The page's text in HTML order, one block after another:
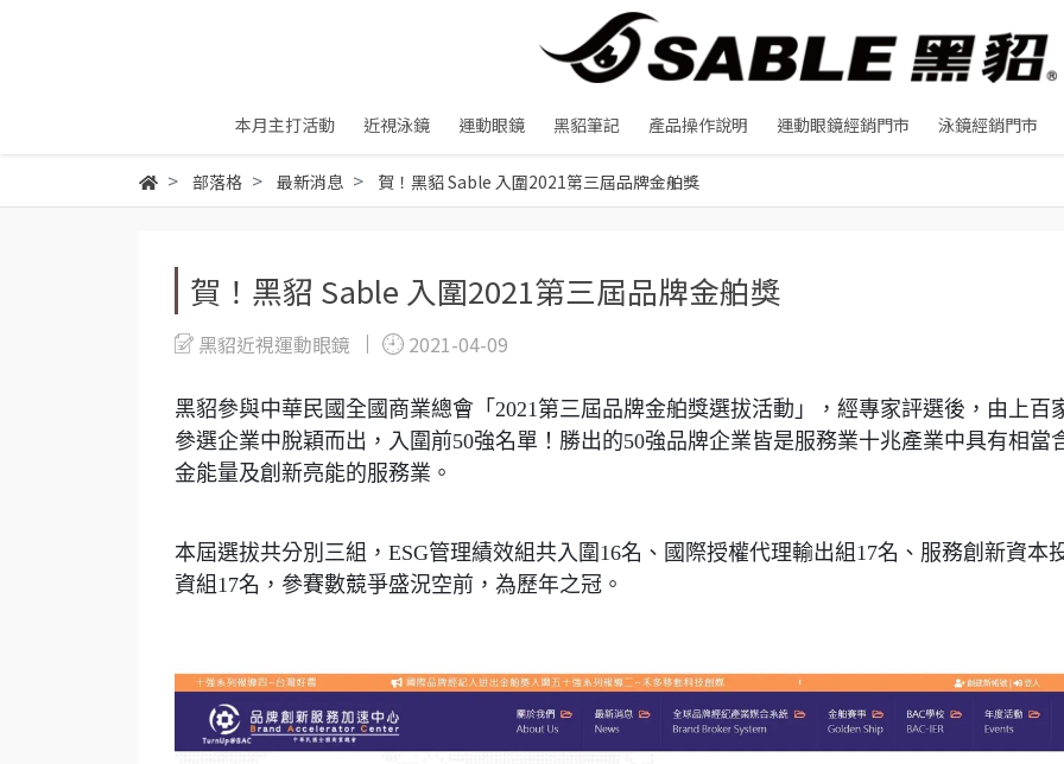
本月主打活動 近視泳鏡 運動眼鏡 黑貂筆記 產品操作說明 運動眼鏡經銷門市 泳鏡經銷門市
部落格 最新消息 賀！黑貂 Sable 入圍2021第三屆品牌金舶獎
賀！黑貂 Sable 入圍2021第三屆品牌金舶獎
黑貂近視運動眼鏡 2021-04-09
黑貂參與中華民國全國商業總會「2021第三屆品牌金舶獎選拔活動」，經專家評選後，由上百
參選企業中脫穎而出，入圍前50強名單！勝出的50強品牌企業皆是服務業十兆產業中具有相當
金能量及創新亮能的服務業。
本屆選拔共分別三組，ESG管理績效組共入圍16名、國際授權代理輸出組17名、服務創新資本
資組17名，參賽數競爭盛況空前，為歷年之冠。